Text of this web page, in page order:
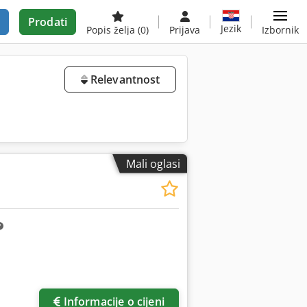
Prodati
Popis želja (0) Prijava Jezik Izbornik
Relevantnost
Mali oglasi
Informacije o cijeni